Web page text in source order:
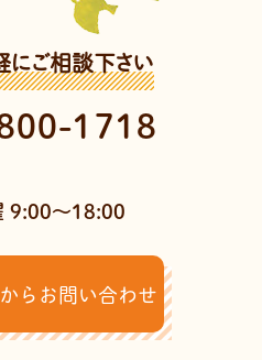
にご相談下さい
1718
9:00～18:00
らお問い合わせ